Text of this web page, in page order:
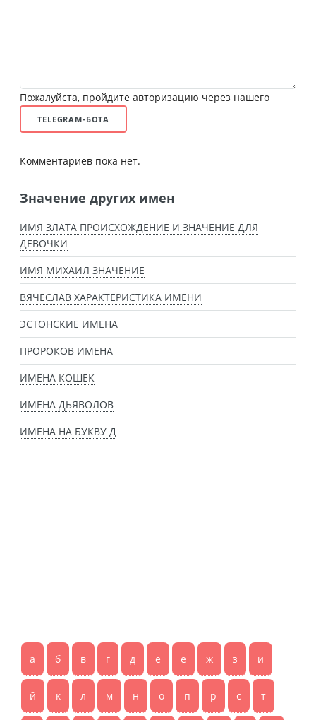
Пожалуйста, пройдите авторизацию через нашего
TELEGRAM-БОТА
Комментариев пока нет.
Значение других имен
ИМЯ ЗЛАТА ПРОИСХОЖДЕНИЕ И ЗНАЧЕНИЕ ДЛЯ
ДЕВОЧКИ
ИМЯ МИХАИЛ ЗНАЧЕНИЕ
ВЯЧЕСЛАВ ХАРАКТЕРИСТИКА ИМЕНИ
ЭСТОНСКИЕ ИМЕНА
ПРОРОКОВ ИМЕНА
ИМЕНА КОШЕК
ИМЕНА ДЬЯВОЛОВ
ИМЕНА НА БУКВУ Д
а б в г д е ё ж з и
й к л м н о п р с т